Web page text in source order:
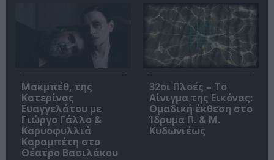
Μακμπέθ, της
Κατερίνας
Ευαγγελάτου με
Γιώργο Γάλλο &
Καρυοφυλλιά
Καραμπέτη στο
Θέατρο Βασιλάκου
32οι Πλοές – Το
Αίνιγμα της Εικόνας:
Ομαδική έκθεση στο
Ίδρυμα Π. & Μ.
Κυδωνιέως